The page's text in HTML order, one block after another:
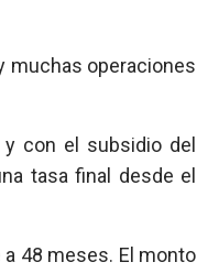
muchas operaciones
con el subsidio del
tasa final desde el
48 meses. El monto